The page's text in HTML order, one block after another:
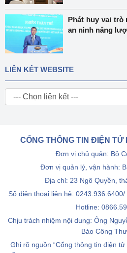
Phát huy vai trò
an ninh năng
LIÊN KẾT WEBSITE
CỔNG THÔNG TIN ĐIỆN TỬ
Đơn vị chủ quản: Bộ
Đơn vị quản lý, vận hành:
Địa chỉ: 23 Ngô Quyền,
Số điện thoại liên hệ:
Hotline:
Chịu trách nhiệm nội dung: Ông
Báo Công
Ghi rõ nguồn “Cổng thông tin điện